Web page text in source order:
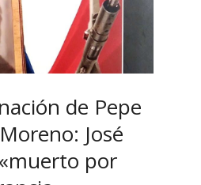
de Pepe
José
por